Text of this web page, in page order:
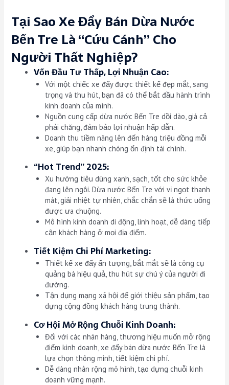
Tại Sao Xe Đẩy Bán Dừa Nước
Bến Tre Là “Cứu Cánh” Cho
Người Thất Nghiệp?
Vốn Đầu Tư Thấp, Lợi Nhuận Cao:
Với một chiếc xe đẩy được thiết kế đẹp mắt, sang
trọng và thu hút, bạn đã có thể bắt đầu hành trình
kinh doanh của mình.
Nguồn cung cấp dừa nước Bến Tre dồi dào, giá cả
phải chăng, đảm bảo lợi nhuận hấp dẫn.
Doanh thu tiềm năng lên đến hàng triệu đồng mỗi
xe, giúp bạn nhanh chóng ổn định tài chính.
“Hot Trend” 2025:
Xu hướng tiêu dùng xanh, sạch, tốt cho sức khỏe
đang lên ngôi. Dừa nước Bến Tre với vị ngọt thanh
mát, giải nhiệt tự nhiên, chắc chắn sẽ là thức uống
được ưa chuộng.
Mô hình kinh doanh di động, linh hoạt, dễ dàng tiếp
cận khách hàng ở mọi địa điểm.
Tiết Kiệm Chi Phí Marketing:
Thiết kế xe đẩy ấn tượng, bắt mắt sẽ là công cụ
quảng bá hiệu quả, thu hút sự chú ý của người đi
đường.
Tận dụng mạng xã hội để giới thiệu sản phẩm, tạo
dựng cộng đồng khách hàng trung thành.
Cơ Hội Mở Rộng Chuỗi Kinh Doanh:
Đối với các nhãn hàng, thương hiệu muốn mở rộng
điểm kinh doanh, xe đẩy bán dừa nước Bến Tre là
lựa chọn thông minh, tiết kiệm chi phí.
Dễ dàng nhân rộng mô hình, tạo dựng chuỗi kinh
doanh vững mạnh.